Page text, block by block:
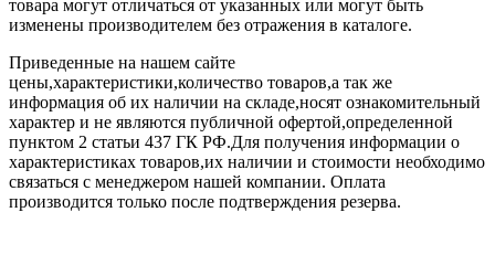
товара могут отличаться от указанных или могут быть
изменены производителем без отражения в каталоге.
Приведенные на нашем сайте
цены,характеристики,количество товаров,а так же
информация об их наличии на складе,носят ознакомительный
характер и не являются публичной офертой,определенной
пунктом 2 статьи 437 ГК РФ.Для получения информации о
характеристиках товаров,их наличии и стоимости необходимо
связаться с менеджером нашей компании. Оплата
производится только после подтверждения резерва.